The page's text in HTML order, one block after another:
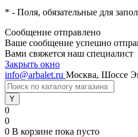
* - Поля, обязательные для
Сообщение отправлено
Ваше сообщение успешно
Вами свяжется наш специалист
Закрыть окно
info@arbalet.ru Москва, Шоссе
0
0
0 В корзине пока пусто